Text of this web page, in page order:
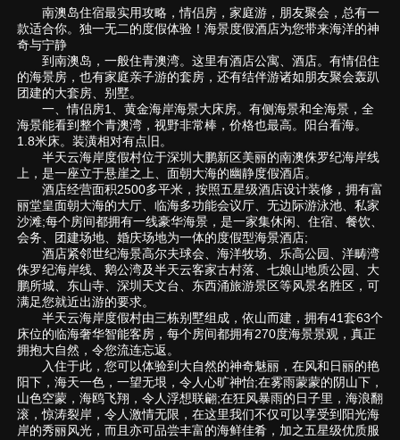
南澳岛住宿最实用攻略，情侣房，家庭游，朋友聚会，总有一
款适合你。独一无二的度假体验！海景度假酒店为您带来海洋的神
奇与宁静
到南澳岛，一般住青澳湾。这里有酒店公寓、酒店。有情侣住
的海景房，也有家庭亲子游的套房，还有结伴游诸如朋友聚会轰趴
团建的大套房、别墅。
一、情侣房1、黄金海岸海景大床房。有侧海景和全海景，全
海景能看到整个青澳湾，视野非常棒，价格也最高。阳台看海。
1.8米床。装潢相对有点旧。
半天云海岸度假村位于深圳大鹏新区美丽的南澳侏罗纪海岸线
上，是一座立于悬崖之上、面朝大海的幽静度假酒店。
酒店经营面积2500多平米，按照五星级酒店设计装修，拥有富
丽堂皇面朝大海的大厅、临海多功能会议厅、无边际游泳池、私家
沙滩;每个房间都拥有一线豪华海景，是一家集休闲、住宿、餐饮、
会务、团建场地、婚庆场地为一体的度假型海景酒店;
酒店紧邻世纪海景高尔夫球会、海洋牧场、乐高公园、洋畴湾
侏罗纪海岸线、鹅公湾及半天云客家古村落、七娘山地质公园、大
鹏所城、东山寺、深圳天文台、东西涌旅游景区等风景名胜区，可
满足您就近出游的要求。
半天云海岸度假村由三栋别墅组成，依山而建，拥有41套63个
床位的临海奢华智能客房，每个房间都拥有270度海景景观，真正
拥抱大自然，令您流连忘返。
入住于此，您可以体验到大自然的神奇魅丽，在风和日丽的艳
阳下，海天一色，一望无垠，令人心旷神怡;在雾雨蒙蒙的阴山下，
山色空蒙，海鸥飞翔，令人浮想联翩;在狂风暴雨的日子里，海浪翻
滚，惊涛裂岸，令人激情无限，在这里我们不仅可以享受到阳光海
岸的秀丽风光，而且亦可品尝丰富的海鲜佳肴，加之五星级优质服